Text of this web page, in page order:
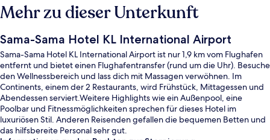
Mehr zu dieser Unterkunft
Sama-Sama Hotel KL International Airport
Sama-Sama Hotel KL International Airport ist nur 1,9 km vom Flughafen
entfernt und bietet einen Flughafentransfer (rund um die Uhr). Besuche
den Wellnessbereich und lass dich mit Massagen verwöhnen. Im
Continents, einem der 2 Restaurants, wird Frühstück, Mittagessen und
Abendessen serviert.Weitere Highlights wie ein Außenpool, eine
Poolbar und Fitnessmöglichkeiten sprechen für dieses Hotel im
luxuriösen Stil. Anderen Reisenden gefallen die bequemen Betten und
das hilfsbereite Personal sehr gut.